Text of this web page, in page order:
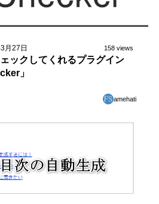
月27日 158 views
ックしてくれるプラグイン
」
amehati